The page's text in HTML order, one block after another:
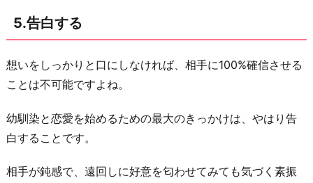
5.告白する
想いをしっかりと口にしなければ、相手に100%確信させる
ことは不可能ですよね。
幼馴染と恋愛を始めるための最大のきっかけは、やはり告
白することです。
相手が鈍感で、遠回しに好意を匂わせてみても気づく素振